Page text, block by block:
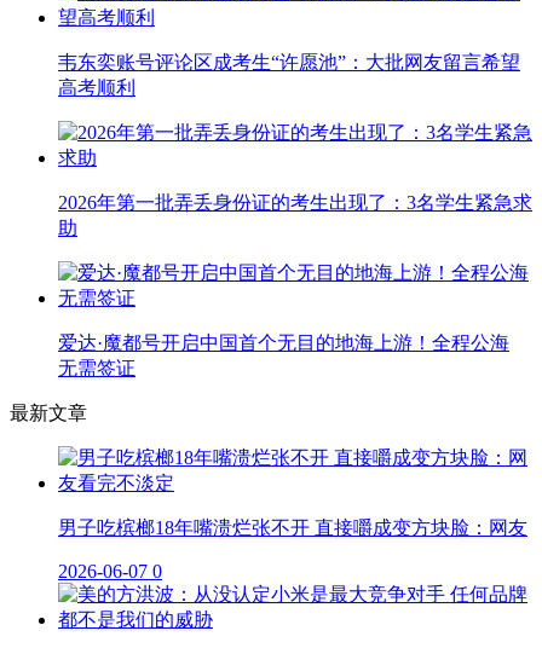
韦东奕账号评论区成考生“许愿池”：大批网友留言希望
高考顺利
2026年第一批弄丢身份证的考生出现了：3名学生紧急求
助
爱达·魔都号开启中国首个无目的地海上游！全程公海
无需签证
最新文章
男子吃槟榔18年嘴溃烂张不开 直接嚼成变方块脸：网友
2026-06-07 0